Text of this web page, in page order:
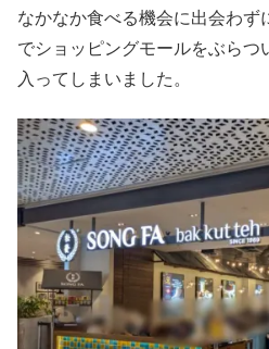
なかなか食べる機会に出会わず
でショッピングモールをぶらつ
入ってしまいました。